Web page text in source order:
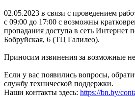
02.05.2023 в связи с проведением
с 09:00 до 17:00 с возможны
пропадания доступа в сеть Интернет
Бобруйская, 6 (ТЦ Галилео).
Приносим извинения за возможные
Если у вас появились вопросы,
службу технической поддержки.
Наши контакты здесь: https://bn.by/